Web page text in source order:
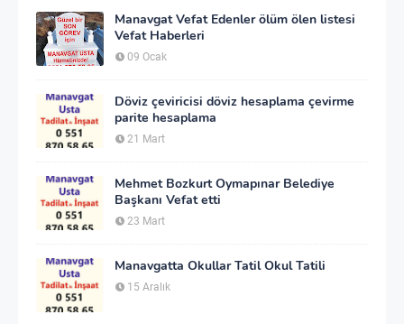
Manavgat Vefat Edenler ölüm ölen listesi
Vefat Haberleri
09 Ocak
Döviz çeviricisi döviz hesaplama çevirme
parite hesaplama
21 Mart
Mehmet Bozkurt Oymapınar Belediye
Başkanı Vefat etti
23 Mart
Manavgatta Okullar Tatil Okul Tatili
15 Aralık